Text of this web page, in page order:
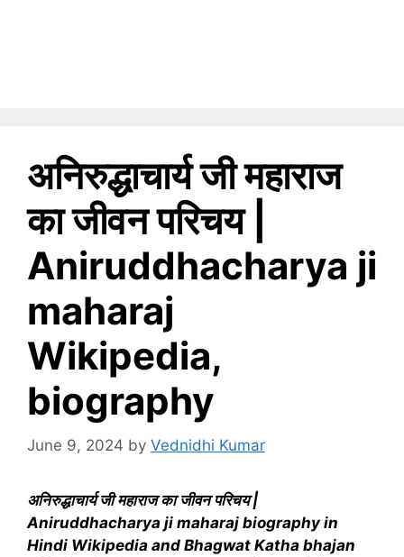
अनिरुद्धाचार्य जी महाराज
का जीवन परिचय |
Aniruddhacharya ji
maharaj
Wikipedia,
biography
June 9, 2024 by Vednidhi Kumar
अनिरुद्धाचार्य जी महाराज का जीवन परिचय |
Aniruddhacharya ji maharaj biography in
Hindi Wikipedia and Bhagwat Katha bhajan